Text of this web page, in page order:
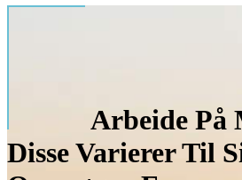
Arbeide På
Disse Varierer Til